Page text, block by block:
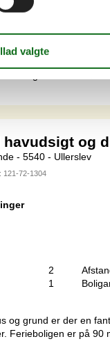
ferie ved
lige uden for
havudsigt og
- 5540 - Ullerslev
121-72-1304
2
1
grund er der en
er på 90